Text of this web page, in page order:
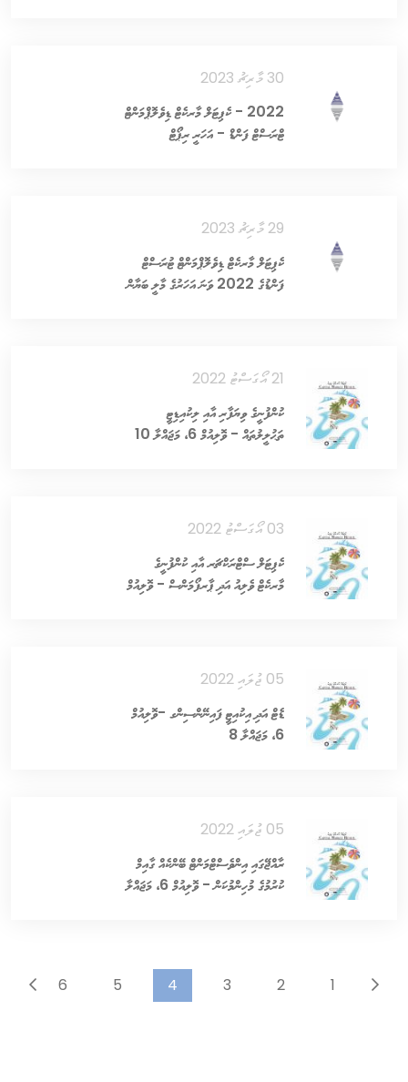
30 މާރިޗު 2023
2022 - ކެޕިޓަލް މާރކެޓް ޑިވެލޮޕްމަންޓް
ޓްރަސްޓް ފަންޑް - އަހަރީ ރިޕޯޓް
29 މާރިޗު 2023
ކެޕިޓަލް މާރކެޓް ޑިވެލޮޕްމަންޓް ޓުރަސްޓް
ފަންޑުގެ 2022 ވަނަ އަހަރުގެ މާލީ ބަޔާން
21 އޯގަސްޓު 2022
ކުންފުނީގެ ވިޔަފާރި އާއި ލިކުއިޑިޓީ
ތަޙުލީލުތައް - ވޮލިއުމް 6، މަޖައްލާ 10
03 އޯގަސްޓު 2022
ކެޕިޓަލް ސްޓްރަކްޗަރ އާއި ކުންފުނީގެ
މާރކެޓް ވެލިއު އަދި ޕާރފޯމަންސް - ވޮލިއުމް
05 ޖުލައި 2022
ޑެޓް އަދި އިކުއިޓީ ފައިނޭންސިންގ -ވޮލިއުމް
6، މަޖައްލާ 8
05 ޖުލައި 2022
ރާއްޖޭގައި އިންވެސްޓްމަންޓް ބޭންކެއް ގާއިމް
ކުރުމުގެ މުހިންމުކަން - ވޮލިއުމް 6، މަޖައްލާ
1
2
3
4
5
6